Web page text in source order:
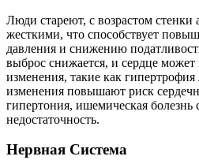
Люди стареют, с возрастом стенки
жесткими, что способствует
давления и снижению
выброс снижается, и сердце может
изменения, такие как
изменения повышают риск
гипертония, ишемическая болезнь
недостаточность.
Нервная Система